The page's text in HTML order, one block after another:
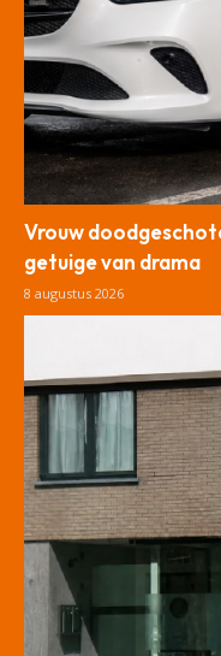
Vrouw
getuige van drama
8 augustus 2026